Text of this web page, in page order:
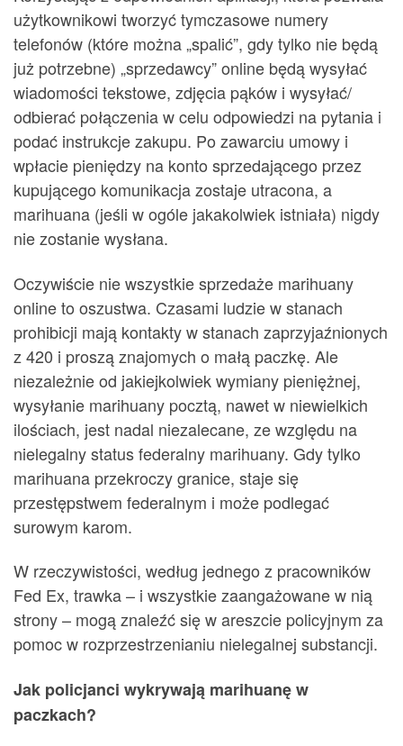
użytkownikowi tworzyć tymczasowe numery
telefonów (które można „spalić”, gdy tylko nie będą
już potrzebne) „sprzedawcy” online będą wysyłać
wiadomości tekstowe, zdjęcia pąków i wysyłać/
odbierać połączenia w celu odpowiedzi na pytania i
podać instrukcje zakupu. Po zawarciu umowy i
wpłacie pieniędzy na konto sprzedającego przez
kupującego komunikacja zostaje utracona, a
marihuana (jeśli w ogóle jakakolwiek istniała) nigdy
nie zostanie wysłana.
Oczywiście nie wszystkie sprzedaże marihuany
online to oszustwa. Czasami ludzie w stanach
prohibicji mają kontakty w stanach zaprzyjaźnionych
z 420 i proszą znajomych o małą paczkę. Ale
niezależnie od jakiejkolwiek wymiany pieniężnej,
wysyłanie marihuany pocztą, nawet w niewielkich
ilościach, jest nadal niezalecane, ze względu na
nielegalny status federalny marihuany. Gdy tylko
marihuana przekroczy granice, staje się
przestępstwem federalnym i może podlegać
surowym karom.
W rzeczywistości, według jednego z pracowników
Fed Ex, trawka – i wszystkie zaangażowane w nią
strony – mogą znaleźć się w areszcie policyjnym za
pomoc w rozprzestrzenianiu nielegalnej substancji.
Jak policjanci wykrywają marihuanę w
paczkach?